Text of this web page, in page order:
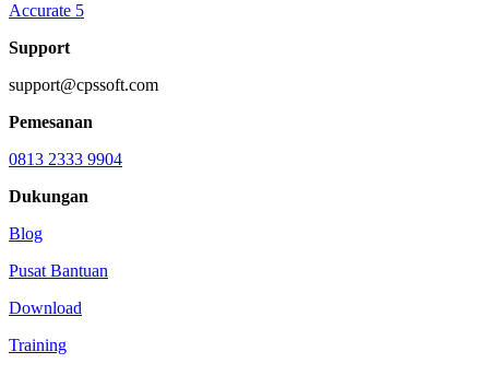
Accurate 5
Support
support@cpssoft.com
Pemesanan
0813 2333 9904
Dukungan
Blog
Pusat Bantuan
Download
Training